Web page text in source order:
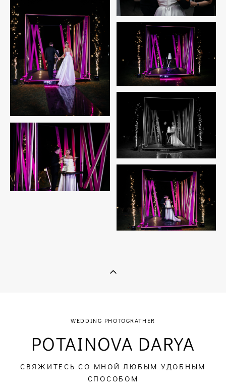
WEDDING PHOTOGRATHER
POTAINOVA DARYA
СВЯЖИТЕСЬ СО МНОЙ ЛЮБЫМ УДОБНЫМ
СПОСОБОМ